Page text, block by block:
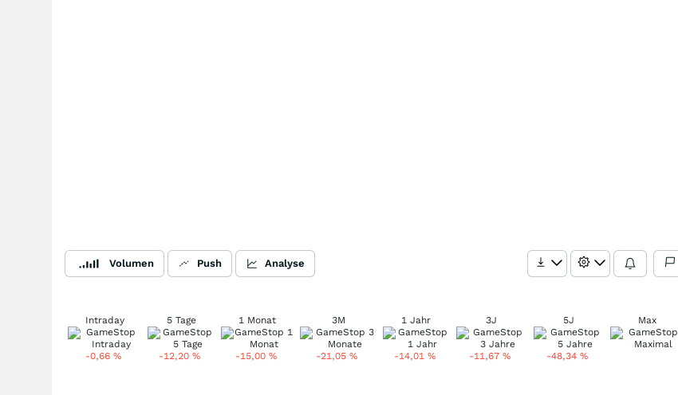
Volumen Push Analyse
Intraday
-0,66 %
5 Tage
-12,20%
1 Monat
-15,00 %
3M
-21,05 %
1 Jahr
-14,01 %
3J
-11,67%
5J
-48,34 %
Max